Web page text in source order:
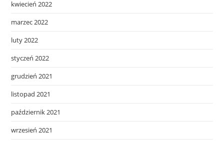
kwiecień 2022
marzec 2022
luty 2022
styczeń 2022
grudzień 2021
listopad 2021
październik 2021
wrzesień 2021